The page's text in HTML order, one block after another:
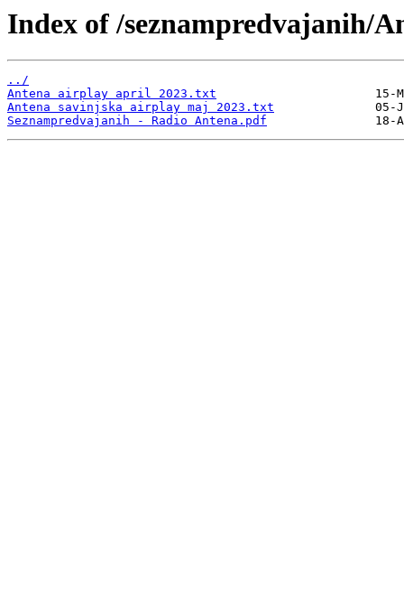
Index of /seznampredvajanih/
../
Antena airplay april 2023.txt
Antena savinjska airplay maj 2023.txt
Seznampredvajanih - Radio Antena.pdf